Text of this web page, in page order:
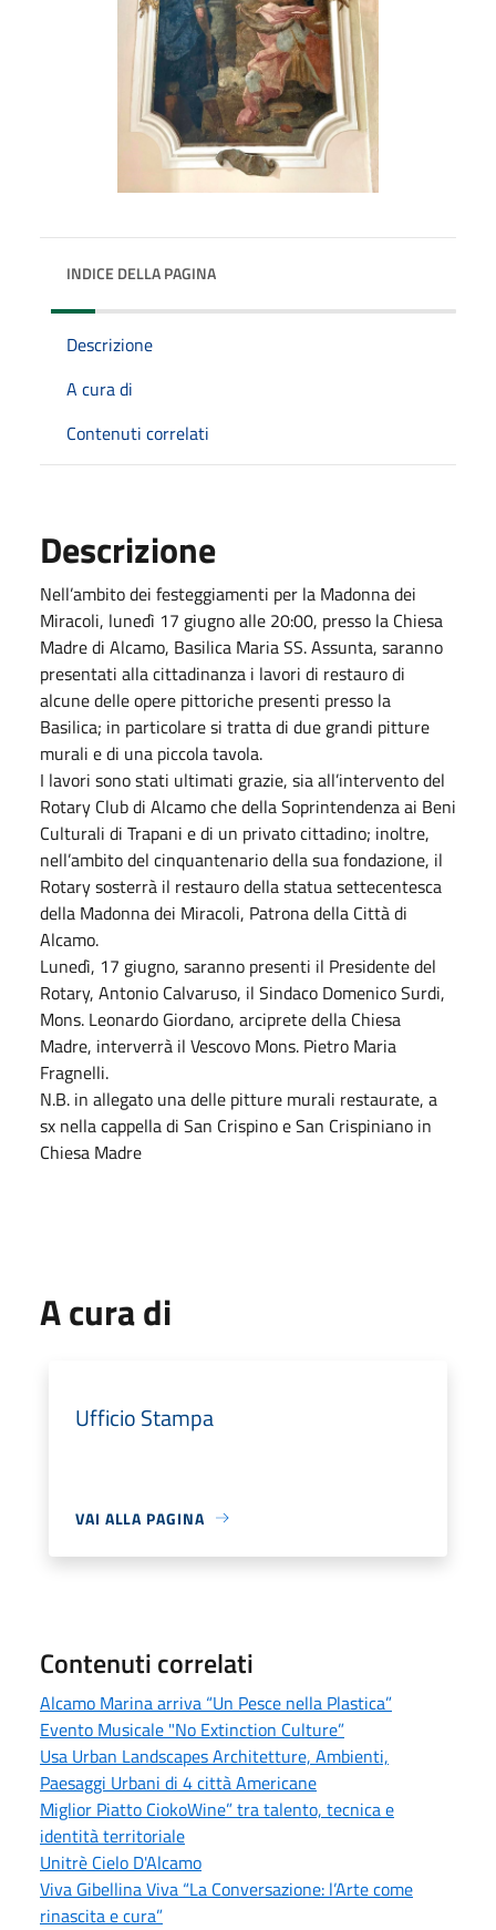
INDICE DELLA PAGINA
Descrizione
A cura di
Contenuti correlati
Descrizione
Nell’ambito dei festeggiamenti per la Madonna dei
Miracoli, lunedì 17 giugno alle 20:00, presso la Chiesa
Madre di Alcamo, Basilica Maria SS. Assunta, saranno
presentati alla cittadinanza i lavori di restauro di
alcune delle opere pittoriche presenti presso la
Basilica; in particolare si tratta di due grandi pitture
murali e di una piccola tavola.
I lavori sono stati ultimati grazie, sia all’intervento del
Rotary Club di Alcamo che della Soprintendenza ai Beni
Culturali di Trapani e di un privato cittadino; inoltre,
nell’ambito del cinquantenario della sua fondazione, il
Rotary sosterrà il restauro della statua settecentesca
della Madonna dei Miracoli, Patrona della Città di
Alcamo.
Lunedì, 17 giugno, saranno presenti il Presidente del
Rotary, Antonio Calvaruso, il Sindaco Domenico Surdi,
Mons. Leonardo Giordano, arciprete della Chiesa
Madre, interverrà il Vescovo Mons. Pietro Maria
Fragnelli.
N.B. in allegato una delle pitture murali restaurate, a
sx nella cappella di San Crispino e San Crispiniano in
Chiesa Madre
A cura di
Ufficio Stampa
VAI ALLA PAGINA
Contenuti correlati
Alcamo Marina arriva “Un Pesce nella Plastica”
Evento Musicale "No Extinction Culture”
Usa Urban Landscapes Architetture, Ambienti,
Paesaggi Urbani di 4 città Americane
Miglior Piatto CiokoWine” tra talento, tecnica e
identità territoriale
Unitrè Cielo D'Alcamo
Viva Gibellina Viva “La Conversazione: l’Arte come
rinascita e cura”